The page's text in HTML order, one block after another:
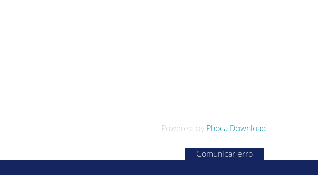
Powered by Phoca Download
Comunicar erro